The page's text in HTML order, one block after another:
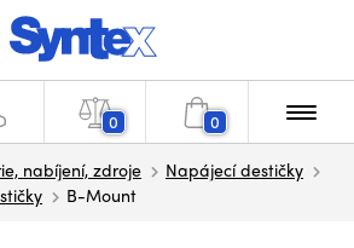
0 0
nabíjení, zdroje
Napájecí destičky
B-Mount